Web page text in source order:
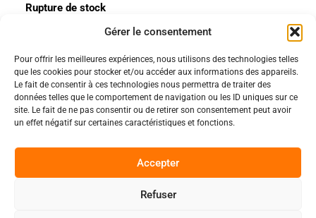
Gérer le consentement
Pour offrir les meilleures expériences, nous utilisons des technologies telles
que les cookies pour stocker et/ou accéder aux informations des appareils.
Le fait de consentir à ces technologies nous permettra de traiter des
données telles que le comportement de navigation ou les ID uniques sur ce
site. Le fait de ne pas consentir ou de retirer son consentement peut avoir
un effet négatif sur certaines caractéristiques et fonctions.
Accepter
Refuser
Rupture de stock
Nos pages
Nos évènements
Nous contacter
Politiques
Politique de confidentialité
Nos conditions de vente et livraison
Code de conduite